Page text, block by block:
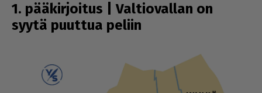
1. pää­kir­joi­tus | Val­ti­o­val­lan on
syytä puuttua peliin